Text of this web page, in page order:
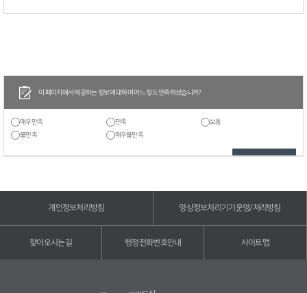
이 페이지에서 제공하는 정보에 대하여 어느 정도 만족하셨습니까?
매우만족 만족
보통
불만족
매우불만족
개인정보처리방침 영상정보처리기기운영/처리방침
찾아오시는길 행정전화번호안내 사이트맵